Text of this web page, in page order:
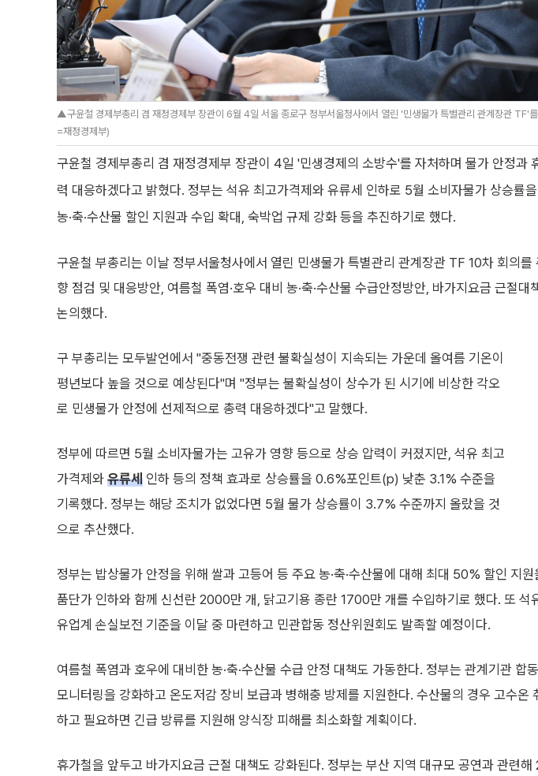
▲구윤철 경제부총리 겸 재정경제부 장관이 6월 4일 서울 종로구 정부서울청사에서 열린 '민생물가 특별관리 관계장관 TF'
=재정경제부)
구윤철 경제부총리 겸 재정경제부 장관이 4일 '민생경제의 소방수'를 자처하며 물가 안정과
력 대응하겠다고 밝혔다. 정부는 석유 최고가격제와 유류세 인하로 5월 소비자물가 상승률
농·축·수산물 할인 지원과 수입 확대, 숙박업 규제 강화 등을 추진하기로 했다.
구윤철 부총리는 이날 정부서울청사에서 열린 민생물가 특별관리 관계장관 TF 10차 회의를
향 점검 및 대응방안, 여름철 폭염·호우 대비 농·축·수산물 수급안정방안, 바가지요금 근절
논의했다.
구 부총리는 모두발언에서 "중동전쟁 관련 불확실성이 지속되는 가운데 올여름 기온이
평년보다 높을 것으로 예상된다"며 "정부는 불확실성이 상수가 된 시기에 비상한 각오
로 민생물가 안정에 선제적으로 총력 대응하겠다"고 말했다.
정부에 따르면 5월 소비자물가는 고유가 영향 등으로 상승 압력이 커졌지만, 석유 최고
가격제와 유류세 인하 등의 정책 효과로 상승률을 0.6%포인트(p) 낮춘 3.1% 수준을
기록했다. 정부는 해당 조치가 없었다면 5월 물가 상승률이 3.7% 수준까지 올랐을 것
으로 추산했다.
정부는 밥상물가 안정을 위해 쌀과 고등어 등 주요 농·축·수산물에 대해 최대 50% 할인 지
품단가 인하와 함께 신선란 2000만 개, 닭고기용 종란 1700만 개를 수입하기로 했다. 또 석
유업계 손실보전 기준을 이달 중 마련하고 민관합동 정산위원회도 발족할 예정이다.
여름철 폭염과 호우에 대비한 농·축·수산물 수급 안정 대책도 가동한다. 정부는 관계기관 합
모니터링을 강화하고 온도저감 장비 보급과 병해충 방제를 지원한다. 수산물의 경우 고수온
하고 필요하면 긴급 방류를 지원해 양식장 피해를 최소화할 계획이다.
휴가철을 앞두고 바가지요금 근절 대책도 강화된다. 정부는 부산 지역 대규모 공연과 관련